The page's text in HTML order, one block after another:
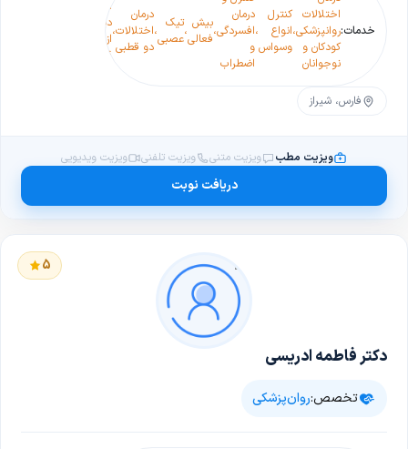
خدمات:
اختلالات
روانپزشکی
کودکان و
نوجوانان
،
کنترل
انواع
وسواس
،
درمان
افسردگی
و
اضطراب
،بیش
فعالی،تیک
عصبی،
درمان
اختلالات
دو قطبی
،
اختلال
دیسفوریک قبل
از
قاعدگی(PMDD)
فارس، شیراز
ویزیت مطب ویزیت متنی ویزیت تلفنی ویزیت ویدیویی
دریافت نوبت
5
دکتر فاطمه ادریسی
تخصص:روان‌پزشکی